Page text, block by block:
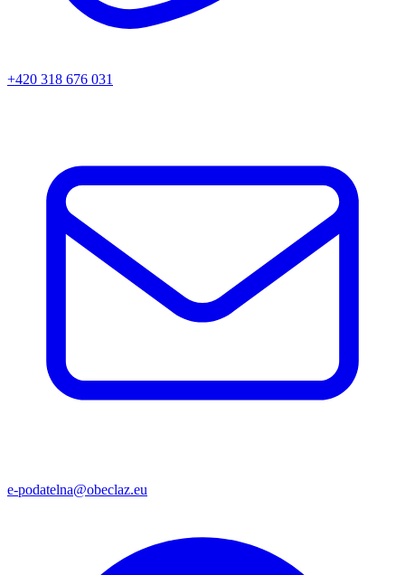
+420 318 676 031
e-podatelna@obeclaz.eu